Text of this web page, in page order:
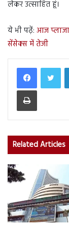
लेकर उत्साहित हूं।
ये भी पढ़ें: आज
सेंसेक्स में तेजी
Print
Related Articles